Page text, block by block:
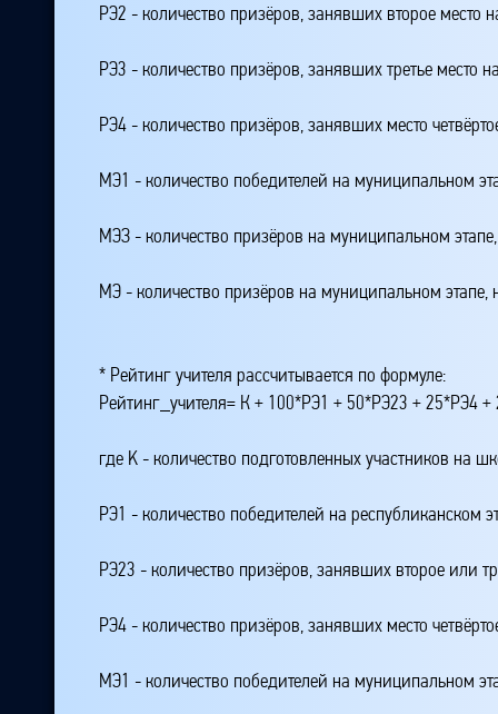
РЭ2 - количество призёров, занявших второе место
РЭ3 - количество призёров, занявших третье место
РЭ4 - количество призёров, занявших место
МЭ1 - количество победителей на муниципальном
МЭЗ - количество призёров на муниципальном
МЭ - количество призёров на муниципальном
* Рейтинг учителя рассчитывается по формуле:
Рейтинг_учителя= К + 100*РЭ1 + 50*РЭ23 +
где K - количество подготовленных участников на
РЭ1 - количество победителей на республиканском
РЭ23 - количество призёров, занявших второе или
РЭ4 - количество призёров, занявших место
МЭ1 - количество победителей на муниципальном